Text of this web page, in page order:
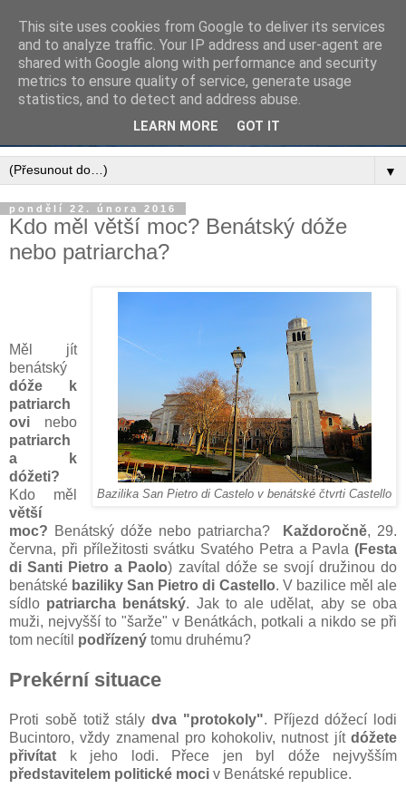
▼
pondělí 22. února 2016
Kdo měl větší moc? Benátský dóže
nebo patriarcha?
Bazilika San Pietro di Castelo v benátské čtvrti Castello
Měl jít
benátský
dóže k
patriarch
ovi nebo
patriarch
a k
dóžeti?
Kdo měl
větší
moc? Benátský dóže nebo patriarcha? Každoročně, 29.
června, při příležitosti svátku Svatého Petra a Pavla (Festa
di Santi Pietro a Paolo) zavítal dóže se svojí družinou do
benátské baziliky San Pietro di Castello. V bazilice měl ale
sídlo patriarcha benátský. Jak to ale udělat, aby se oba
muži, nejvyšší to "šarže" v Benátkách, potkali a nikdo se při
tom necítil podřízený tomu druhému?
Prekérní situace
Proti sobě totiž stály dva "protokoly". Příjezd dóžecí lodi
Bucintoro, vždy znamenal pro kohokoliv, nutnost jít dóžete
přivítat k jeho lodi. Přece jen byl dóže nejvyšším
představitelem politické moci v Benátské republice.
This site uses cookies from Google to deliver its services
and to analyze traffic. Your IP address and user-agent are
shared with Google along with performance and security
metrics to ensure quality of service, generate usage
statistics, and to detect and address abuse.
LEARN MORE GOT IT